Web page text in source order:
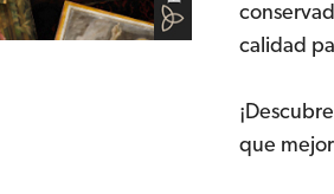
calidad
¡Descubre
que